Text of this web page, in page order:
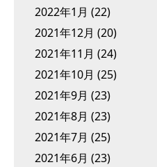
2022年1月 (22)
2021年12月 (20)
2021年11月 (24)
2021年10月 (25)
2021年9月 (23)
2021年8月 (23)
2021年7月 (25)
2021年6月 (23)